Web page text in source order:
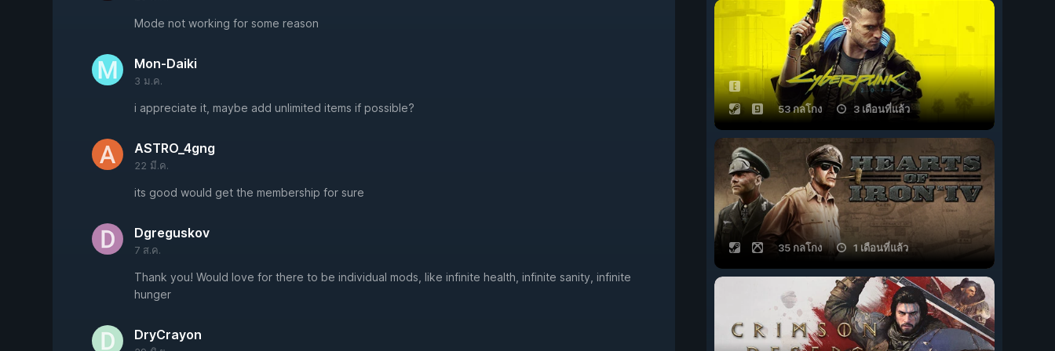
Mode not working for some reason
Mon-Daiki
3 ม.ค.
i appreciate it, maybe add unlimited items if possible?
ASTRO_4gng
22 มี.ค.
its good would get the membership for sure
Dgreguskov
7 ส.ค.
Thank you! Would love for there to be individual mods, like infinite health, infinite sanity, infinite
hunger
DryCrayon
53 กลโกง 3 เดือนที่แล้ว
35 กลโกง 1 เดือนที่แล้ว